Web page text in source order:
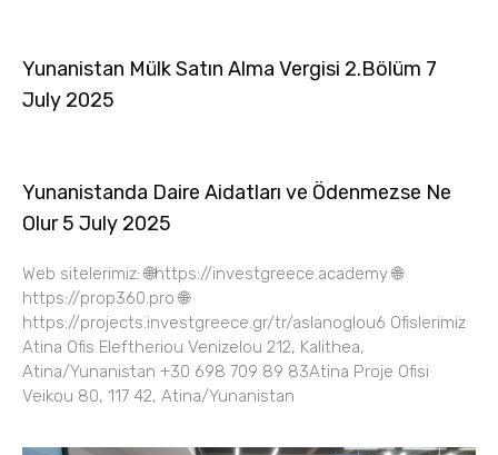
Yunanistan Mülk Satın Alma Vergisi 2.Bölüm 7
July 2025
Yunanistanda Daire Aidatları ve Ödenmezse Ne
Olur 5 July 2025
Web sitelerimiz: 🌐https://investgreece.academy 🌐
https://prop360.pro 🌐
https://projects.investgreece.gr/tr/aslanoglou6 Ofislerimiz
Atina Ofis Eleftheriou Venizelou 212, Kalithea,
Atina/Yunanistan +30 698 709 89 83Atina Proje Ofisi
Veikou 80, 117 42, Atina/Yunanistan